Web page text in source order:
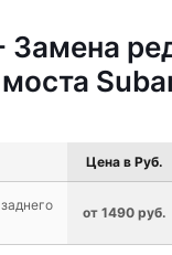
Замена
Цена в Руб.
от 1490 руб.